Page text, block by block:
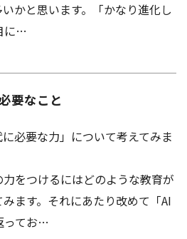
かと思います。「かなり進化し
に…
要なこと
必要な力」について考えてみま
をつけるにはどのような教育が
ます。それにあたり改めて「AI
ってお…